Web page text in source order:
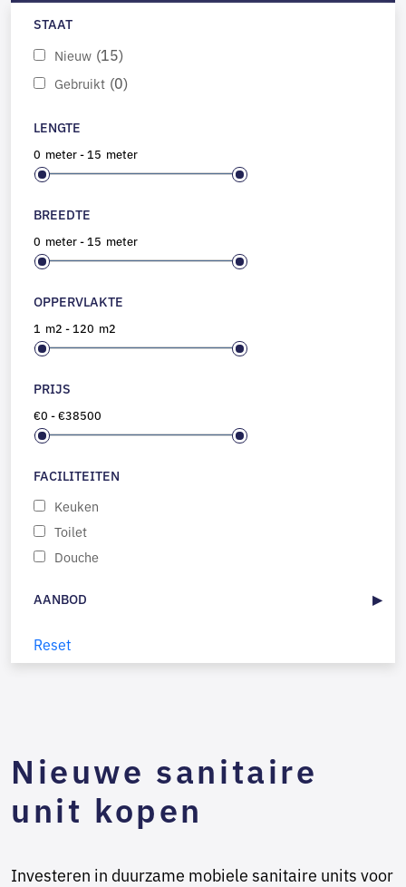
STAAT
Nieuw (15)
Gebruikt (0)
LENGTE
0 meter-15 meter
BREEDTE
0 meter-15 meter
OPPERVLAKTE
1 m2 -120 m2
PRIJS
€0 -€38500
FACILITEITEN
Keuken
Toilet
Douche
AANBOD
Reset
Nieuwe sanitaire
unit kopen
Investeren in duurzame mobiele sanitaire units voor